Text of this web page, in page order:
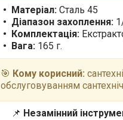
Матеріал: Сталь 45
Діапазон захоплення:
Комплектація:
Вага: 165 г.
🎯 Кому корисний:
обслуговуванням
📌 Незамінний